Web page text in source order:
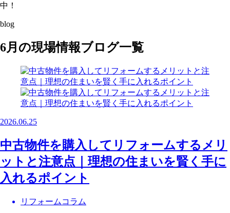
中！
blog
6月の現場情報ブログ一覧
2026.06.25
中古物件を購入してリフォームするメリ
ットと注意点｜理想の住まいを賢く手に
入れるポイント
リフォームコラム